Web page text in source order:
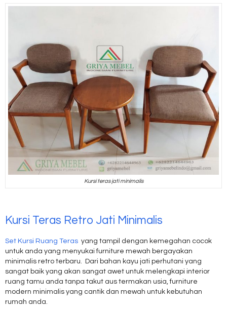
Kursi teras jati minimalis
Kursi Teras Retro Jati Minimalis
Set Kursi Ruang Teras yang tampil dengan kemegahan cocok
untuk anda yang menyukai furniture mewah bergayakan
minimalis retro terbaru. Dari bahan kayu jati perhutani yang
sangat baik yang akan sangat awet untuk melengkapi interior
ruang tamu anda tanpa takut aus termakan usia, furniture
modern minimalis yang cantik dan mewah untuk kebutuhan
rumah anda.